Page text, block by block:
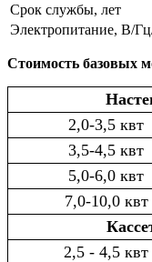
Срок службы, лет
Электропитание, В/
Стоимость базовых
2,0-3,5 квт
3,5-4,5 квт
5,0-6,0 квт
7,0-10,0 квт
2,5 - 4,5 квт